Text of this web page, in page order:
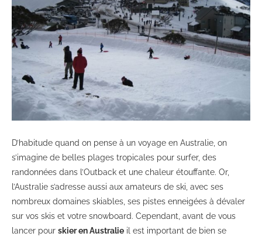
D’habitude quand on pense à un voyage en Australie, on
s’imagine de belles plages tropicales pour surfer, des
randonnées dans l’Outback et une chaleur étouffante. Or,
l’Australie s’adresse aussi aux amateurs de ski, avec ses
nombreux domaines skiables, ses pistes enneigées à dévaler
sur vos skis et votre snowboard. Cependant, avant de vous
lancer pour skier en Australie il est important de bien se